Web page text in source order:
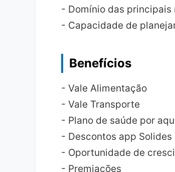
- Domínio das principais
- Capacidade de
Benefícios
- Vale Alimentação
- Vale Transporte
- Plano de saúde por
- Descontos app Solides
- Oportunidade de
- Premiações